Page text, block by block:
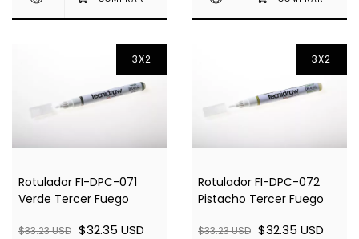
3X2
Rotulador FI-DPC-071
Verde Tercer Fuego
$33.23 USD $32.35 USD
3X2
Rotulador FI-DPC-072
Pistacho Tercer Fuego
$33.23 USD $32.35 USD